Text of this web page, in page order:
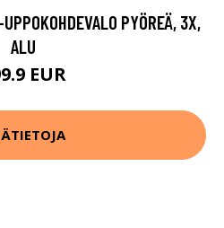
PYÖREÄ, 3X,
ALU
EUR